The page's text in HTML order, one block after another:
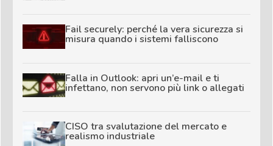
Fail securely: perché la vera sicurezza si
misura quando i sistemi falliscono
Falla in Outlook: apri un’e-mail e ti
infettano, non servono più link o allegati
CISO tra svalutazione del mercato e
realismo industriale